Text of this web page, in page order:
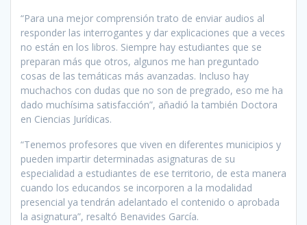
“Para una mejor comprensión trato de enviar audios al
responder las interrogantes y dar explicaciones que a veces
no están en los libros. Siempre hay estudiantes que se
preparan más que otros, algunos me han preguntado
cosas de las temáticas más avanzadas. Incluso hay
muchachos con dudas que no son de pregrado, eso me ha
dado muchísima satisfacción”, añadió la también Doctora
en Ciencias Jurídicas.
“Tenemos profesores que viven en diferentes municipios y
pueden impartir determinadas asignaturas de su
especialidad a estudiantes de ese territorio, de esta manera
cuando los educandos se incorporen a la modalidad
presencial ya tendrán adelantado el contenido o aprobada
la asignatura”, resaltó Benavides García.